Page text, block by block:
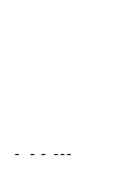
- - - ---